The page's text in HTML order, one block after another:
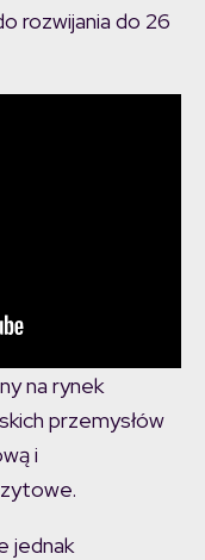
rozwijania do 26
na rynek
przemysłów
i
jednak